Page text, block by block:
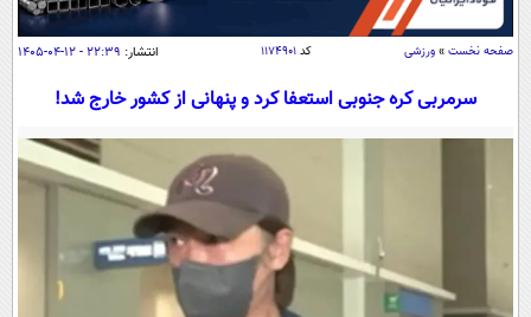
اقتصاد
اقتصادی
جامعه
حوادث
سلامت
یک برش دانایی
محیط زیست
بین الملل
فرهنگ و هنر
علم و دانش
فناوری و It
قرآن
صفحه نخست » ورزشی کد ۱۱۷۴۹۰۱ انتشار: ۲۲:۳۹ - ۱۲-۰۴-۱۴۰۵
سرمربی کره جنوبی استعفا کرد و پنهانی از کشور خارج شد!